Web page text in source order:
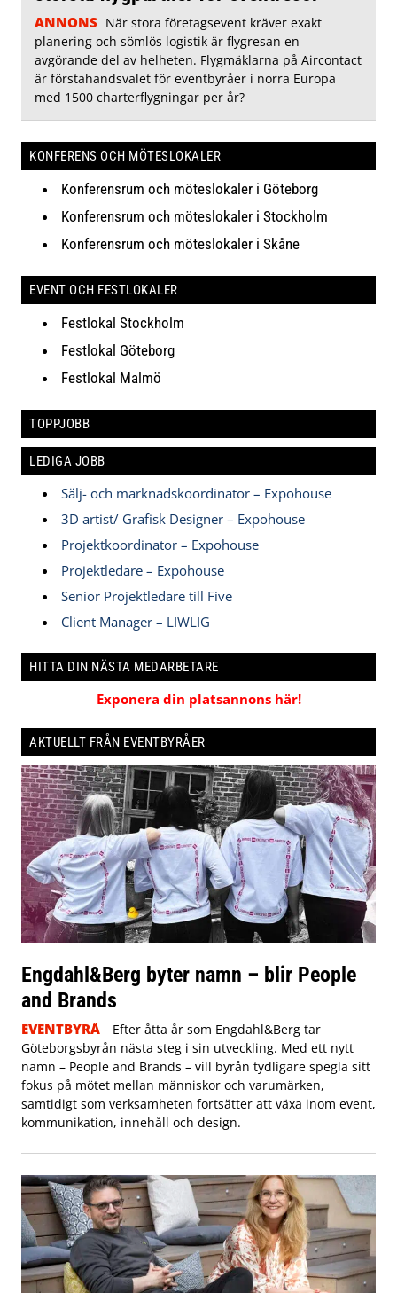
ANNONS När stora företagsevent kräver exakt
planering och sömlös logistik är flygresan en
avgörande del av helheten. Flygmäklarna på Aircontact
är förstahandsvalet för eventbyråer i norra Europa
med 1500 charterflygningar per år?
KONFERENS OCH MÖTESLOKALER
Konferensrum och möteslokaler i Göteborg
Konferensrum och möteslokaler i Stockholm
Konferensrum och möteslokaler i Skåne
EVENT OCH FESTLOKALER
Festlokal Stockholm
Festlokal Göteborg
Festlokal Malmö
TOPPJOBB
LEDIGA JOBB
Sälj- och marknadskoordinator – Expohouse
3D artist/ Grafisk Designer – Expohouse
Projektkoordinator – Expohouse
Projektledare – Expohouse
Senior Projektledare till Five
Client Manager – LIWLIG
HITTA DIN NÄSTA MEDARBETARE
Exponera din platsannons här!
AKTUELLT FRÅN EVENTBYRÅER
Engdahl&Berg byter namn – blir People
and Brands
EVENTBYRÅ
Efter åtta år som Engdahl&Berg tar
Göteborgsbyrån nästa steg i sin utveckling. Med ett nytt
namn – People and Brands – vill byrån tydligare spegla sitt
fokus på mötet mellan människor och varumärken,
samtidigt som verksamheten fortsätter att växa inom event,
kommunikation, innehåll och design.